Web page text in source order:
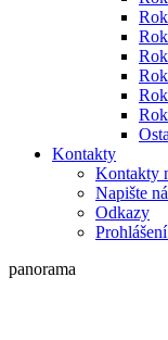
Kontakty
Kontakty
Napište
Odkazy
panorama